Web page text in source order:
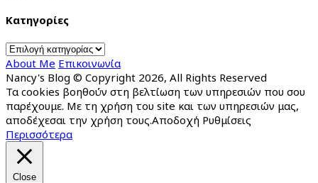
Kατηγορίες
Kατηγορίες
About Me Επικοινωνία
Nancy's Blog © Copyright 2026, All Rights Reserved
Τα cookies βοηθούν στη βελτίωση των υπηρεσιών που σου
παρέχουμε. Με τη χρήση του site και των υπηρεσιών μας,
αποδέχεσαι την χρήση τους.Αποδοχή Ρυθμίσεις
Περισσότερα
Close